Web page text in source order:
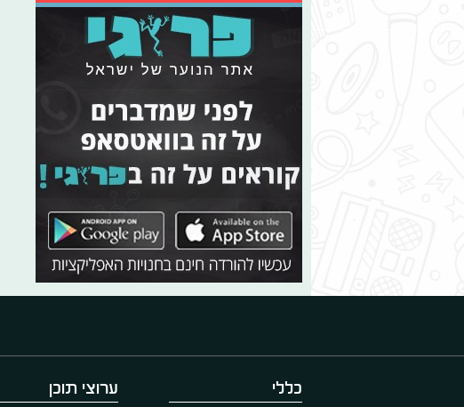
כללי ערוצי תוכן